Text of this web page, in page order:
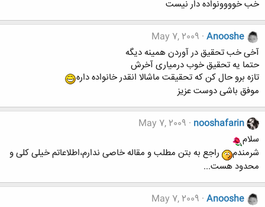
خب خوووونواده دار نیست
Anooshe
May 7, 2009
آخی خب تحقیق در آوردن همینه دیگه
حتما یه تحقیق خوب درمیاری آخرش
تازه برو حال کن که تحقیقت ماشالا انقدر خانواده داره
موفق باشی دوست عزیز
nooshafarin
May 7, 2009
سلام
شرمندم
راجع به بتن مطلب و مقاله خاصی ندارم،اطلاعاتم خیلی کلی و
محدود هست...
Anooshe
May 7, 2009